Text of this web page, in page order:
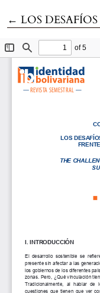
← Volver a los
LOS DESAFÍOS DE LAS CIENCIAS